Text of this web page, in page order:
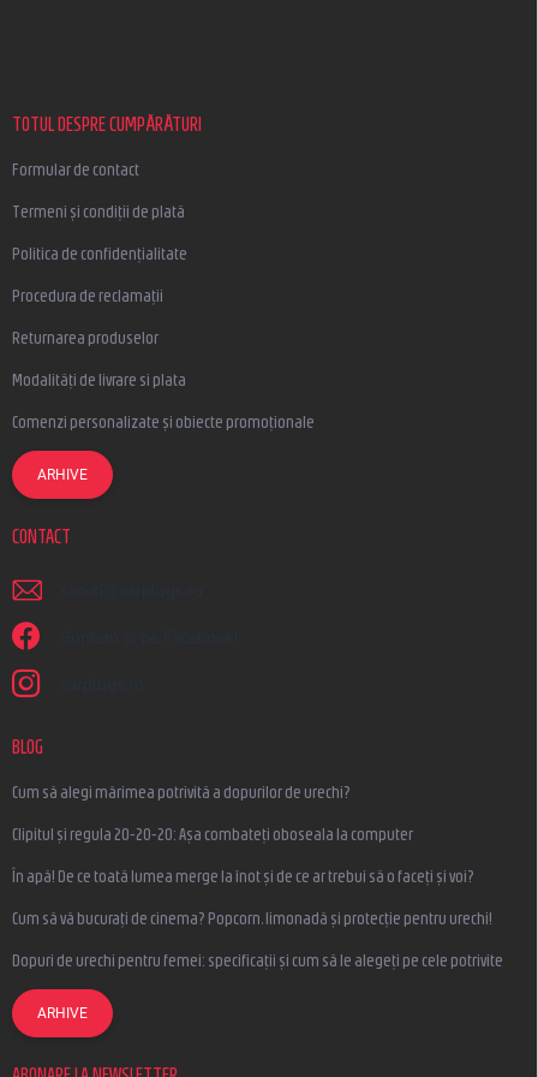
TOTUL DESPRE CUMPĂRĂTURI
Formular de contact
Termeni și condiții de plată
Politica de confidențialitate
Procedura de reclamații
Returnarea produselor
Modalități de livrare si plata
Comenzi personalizate și obiecte promoționale
ARHIVE
CONTACT
scrieti @ earplugs.ro
Suntem și pe Facebook!
earplugs.ro
BLOG
Cum să alegi mărimea potrivită a dopurilor de urechi?
Clipitul și regula 20-20-20: Așa combateți oboseala la computer
În apă! De ce toată lumea merge la înot și de ce ar trebui să o faceți și voi?
Cum să vă bucurați de cinema? Popcorn, limonadă și protecție pentru urechi!
Dopuri de urechi pentru femei: specificații și cum să le alegeți pe cele potrivite
ARHIVE